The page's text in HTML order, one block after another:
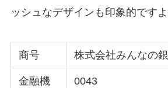
ッシュなデザインも印象的ですよ
商号 株式会社みんなの
金融機
0043